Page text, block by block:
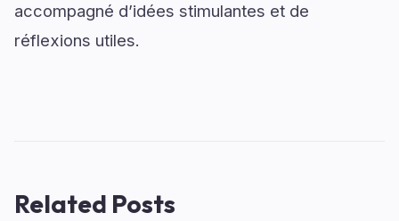
accompagné d’idées stimulantes et de
réflexions utiles.
Related Posts